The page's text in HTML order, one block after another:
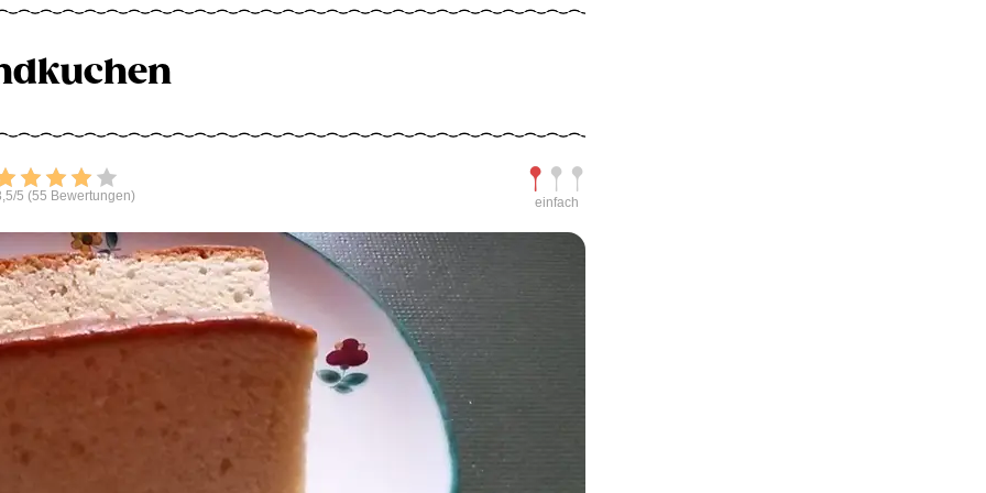
Bewerten
5 (55 Bewertungen)
Schwierigkeit
einfach